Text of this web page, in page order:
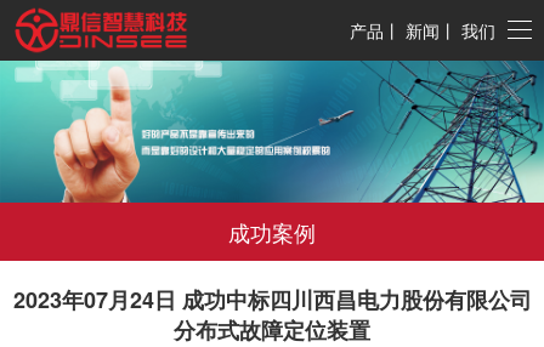
产品 丨 新闻 丨 我们
成功案例
2023年07月24日 成功中标四川西昌电力股份有限公司
分布式故障定位装置